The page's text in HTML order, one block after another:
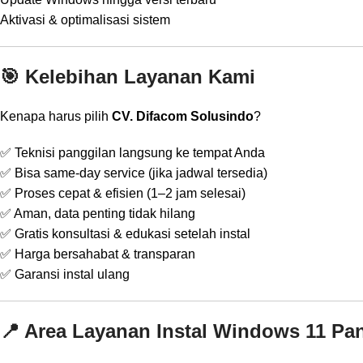
Aktivasi & optimalisasi sistem
🎯 Kelebihan Layanan Kami
Kenapa harus pilih CV. Difacom Solusindo?
✅ Teknisi panggilan langsung ke tempat Anda
✅ Bisa same-day service (jika jadwal tersedia)
✅ Proses cepat & efisien (1–2 jam selesai)
✅ Aman, data penting tidak hilang
✅ Gratis konsultasi & edukasi setelah instal
✅ Harga bersahabat & transparan
✅ Garansi instal ulang
📍 Area Layanan Instal Windows 11